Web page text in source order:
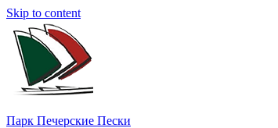
Skip to content
Парк Печерские Пески